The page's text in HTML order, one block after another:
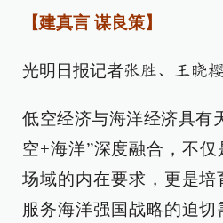
【建真言 谋良策】
光明日报记者张胜、王晓
低空经济与海洋经济具有
空+海洋”深度融合，不
场域的内在要求，更是培
服务海洋强国战略的迫